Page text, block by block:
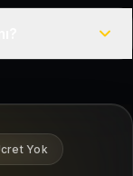
bulmasına
Yok